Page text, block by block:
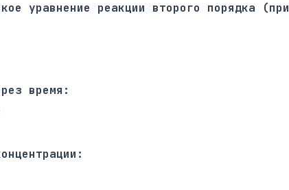
уравнение реакции второго порядка (при
время: